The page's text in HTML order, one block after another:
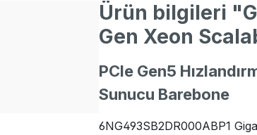
Ürün bilgileri
Gen Xeon
PCIe Gen5
Sunucu Barebone
6NG493SB2DR000ABP1